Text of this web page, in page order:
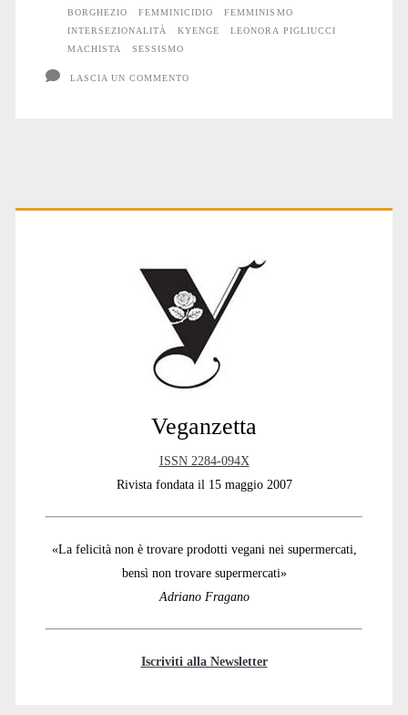
inesauribile
BORGHEZIO
FEMMINICIDIO
FEMMINISMO
INTERSEZIONALITÀ
KYENGE
LEONORA PIGLIUCCI
MACHISTA
SESSISMO
LASCIA UN COMMENTO
Primary
Veganzetta
ISSN 2284-094X
Rivista fondata il 15 maggio 2007
«La felicità non è trovare prodotti vegani nei supermercati,
bensì non trovare supermercati»
Adriano Fragano
Iscriviti alla Newsletter